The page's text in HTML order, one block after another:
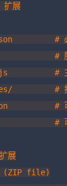
扩展
# 必需
# 服
# 主
#
# 可
# 可
展
(ZIP file)